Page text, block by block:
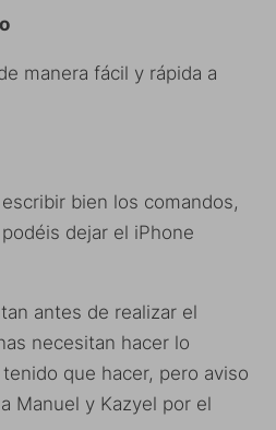
manera fácil y rápida a
bien los comandos,
dejar el iPhone
antes de realizar el
necesitan hacer lo
que hacer, pero aviso
Manuel y Kazyel por el